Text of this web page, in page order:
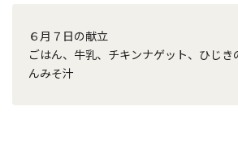
６月７日の献立
ごはん、牛乳、チキンナゲット、ひじ
んみそ汁